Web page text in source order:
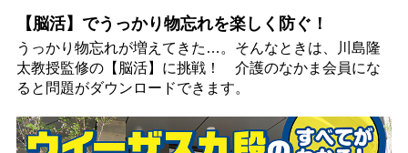
【脳活】でうっかり物忘れを楽しく防ぐ！
うっかり物忘れが増えてきた…。そんなときは、川島隆
太教授監修の【脳活】に挑戦！ 介護のなかま会員にな
ると問題がダウンロードできます。